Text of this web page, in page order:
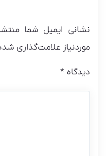
نشانی ایمیل شما
موردنیاز علامت‌گذاری
دیدگاه*